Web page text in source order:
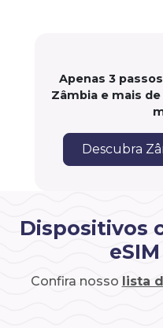
Apenas 3
Zâmbia e mais
Descubra
Dispositivos
Confira nosso lista